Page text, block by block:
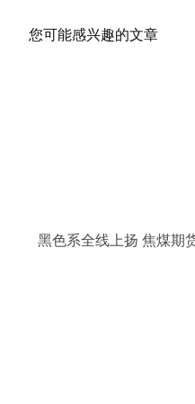
您可能感兴趣的文章
黑色系全线上扬 焦煤期